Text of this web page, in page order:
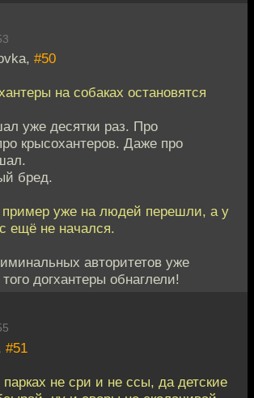
#50
на собаках остановятся
уже десятки раз. Про
крысохантеров. Даже про
бред.
пример уже на людей перешли, а у
ещё не начался.
авторитетов уже
догхантеры обнаглели!
#51
не сри и не ссы, да детские